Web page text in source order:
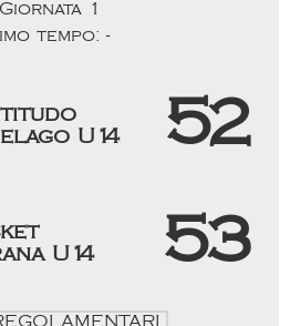
1
tempo: -
U14
52
U14
53